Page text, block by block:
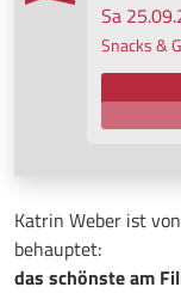
Katrin Weber ist
behauptet:
das schönste am
Sa
Snacks &